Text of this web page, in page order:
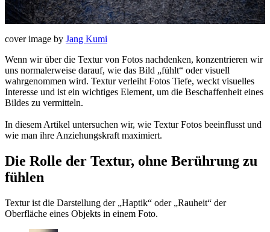
cover image by Jang Kumi
Wenn wir über die Textur von Fotos nachdenken, konzentrieren wir
uns normalerweise darauf, wie das Bild „fühlt“ oder visuell
wahrgenommen wird. Textur verleiht Fotos Tiefe, weckt visuelles
Interesse und ist ein wichtiges Element, um die Beschaffenheit eines
Bildes zu vermitteln.
In diesem Artikel untersuchen wir, wie Textur Fotos beeinflusst und
wie man ihre Anziehungskraft maximiert.
Die Rolle der Textur, ohne Berührung zu
fühlen
Textur ist die Darstellung der „Haptik“ oder „Rauheit“ der
Oberfläche eines Objekts in einem Foto.